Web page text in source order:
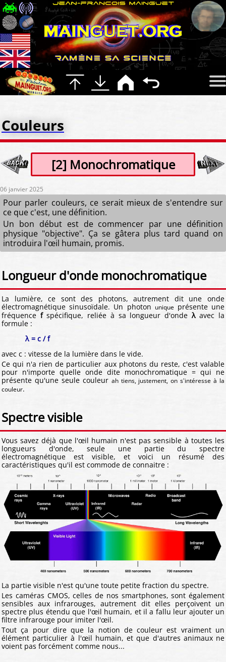
Couleurs
[2] Monochromatique
06 janvier 2025
Pour parler couleurs, ce serait mieux de s'entendre sur
ce que c'est, une définition.
Un bon début est de commencer par une définition
physique "objective". Ça se gâtera plus tard quand on
introduira l'œil humain, promis.
Longueur d'onde monochromatique
La lumière, ce sont des photons, autrement dit une onde
électromagnétique sinusoïdale. Un photon uniqueprésente une
fréquence fspécifique, reliée à sa longueur d'onde λavec la
formule :
λ = c / f
avec c : vitesse de la lumière dans le vide.
Ce qui n'a rien de particulier aux photons du reste, c'est valable
pour n'importe quelle onde dite monochromatique = qui ne
présente qu'une seule couleur ah tiens, justement, on s'intéresse à la
couleur.
Spectre visible
Vous savez déjà que l'œil humain n'est pas sensible à toutes les
longueurs d'onde, seule une partie du spectre
électromagnétique est visible, et voici un résumé des
caractéristiques qu'il est commode de connaitre :
La partie visible n'est qu'une toute petite fraction du spectre.
Les caméras CMOS, celles de nos smartphones, sont également
sensibles aux infrarouges, autrement dit elles perçoivent un
spectre plus étendu que l'œil humain, et il a fallu leur ajouter un
filtre infrarouge pour imiter l'œil.
Tout ça pour dire que la notion de couleur est vraiment un
élément particulier à l'œil humain, et que d'autres animaux ne
voient pas forcément comme nous...